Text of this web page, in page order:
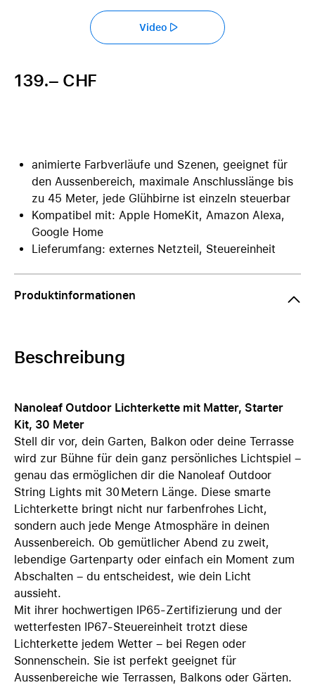
Video
139.– CHF
animierte Farbverläufe und Szenen, geeignet für
den Aussenbereich, maximale Anschlusslänge bis
zu 45 Meter, jede Glühbirne ist einzeln steuerbar
Kompatibel mit: Apple HomeKit, Amazon Alexa,
Google Home
Lieferumfang: externes Netzteil, Steuereinheit
Produktinformationen
Beschreibung
Nanoleaf Outdoor Lichterkette mit Matter, Starter
Kit, 30 Meter
Stell dir vor, dein Garten, Balkon oder deine Terrasse
wird zur Bühne für dein ganz persönliches Lichtspiel –
genau das ermöglichen dir die Nanoleaf Outdoor
String Lights mit 30 Metern Länge. Diese smarte
Lichterkette bringt nicht nur farbenfrohes Licht,
sondern auch jede Menge Atmosphäre in deinen
Aussenbereich. Ob gemütlicher Abend zu zweit,
lebendige Gartenparty oder einfach ein Moment zum
Abschalten – du entscheidest, wie dein Licht
aussieht.
Mit ihrer hochwertigen IP65-Zertifizierung und der
wetterfesten IP67-Steuereinheit trotzt diese
Lichterkette jedem Wetter – bei Regen oder
Sonnenschein. Sie ist perfekt geeignet für
Aussenbereiche wie Terrassen, Balkons oder Gärten.